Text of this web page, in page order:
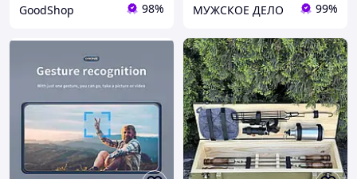
GoodShop 98% МУЖСКОЕ ДЕЛО 99%